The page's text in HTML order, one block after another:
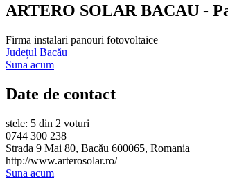
ARTERO SOLAR BACAU -
Firma instalari panouri fotovoltaice
Județul Bacău
Suna acum
Date de contact
stele: 5 din 2 voturi
0744 300 238
Strada 9 Mai 80, Bacău 600065, Romania
http://www.arterosolar.ro/
Suna acum